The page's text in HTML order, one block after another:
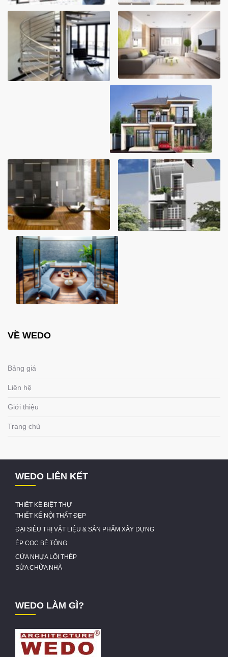
VỀ WEDO
Bảng giá
Liên hệ
Giới thiệu
Trang chủ
WEDO LIÊN KẾT
THIẾT KẾ BIỆT THỰ
THIẾT KẾ NỘI THẤT ĐẸP
ĐẠI SIÊU THỊ VẬT LIỆU & SẢN PHẨM XÂY DỰNG
ÉP CỌC BÊ TÔNG
CỬA NHỰA LÕI THÉP
SỬA CHỮA NHÀ
WEDO LÀM GÌ?